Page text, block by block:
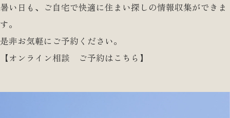
暑い日も、ご自宅で快適に住まい探しの情報収集ができま
す。
是非お気軽にご予約ください。
【オンライン相談 ご予約はこちら】